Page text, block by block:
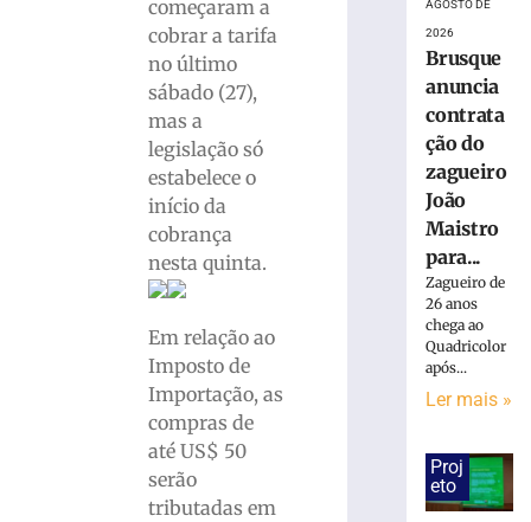
começaram a
cobrar a tarifa
no último
sábado (27),
mas a
legislação só
estabelece o
início da
cobrança
nesta quinta.
Em relação ao
Imposto de
Importação, as
compras de
até US$ 50
serão
tributadas em
Sábado
Fácil
programação
especial
alusão
AGOSTO DE
2026
Brusque
anuncia
contrata
ção do
zagueiro
João
Maistro
para...
Zagueiro de
26 anos
chega ao
Quadricolor
após...
Ler mais »
Proj
eto